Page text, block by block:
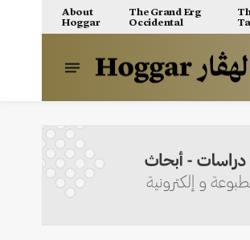
About
Hoggar
The Grand Erg
Occidental